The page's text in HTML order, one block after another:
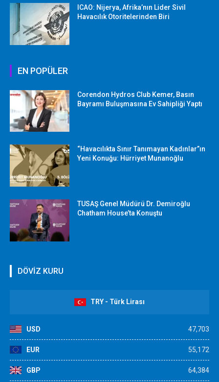
ICAO: Nijerya, Afrika’nın Lider Sivil
Havacılık Otoritelerinden Biri
EN POPÜLER
Corendon Hydros Club Kemer, Basın
Bayramı Buluşmasına Ev Sahipliği Yaptı
“Havacılıkta Sınır Tanımayan Kadınlar”ın
Yeni Konuğu: Hürriyet Munanoğlu
TUSAŞ Genel Müdürü Dr. Demiroğlu
Chatham House’ta Konuştu
DÖVİZ KURU
TRY - Türk Lirası
USD 47,703
EUR 55,172
GBP 64,384